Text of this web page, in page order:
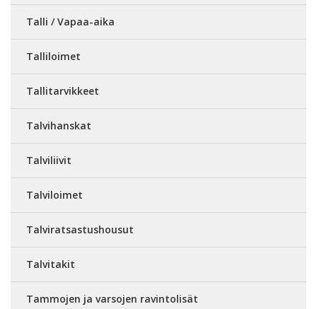
Talli / Vapaa-aika
Talliloimet
Tallitarvikkeet
Talvihanskat
Talviliivit
Talviloimet
Talviratsastushousut
Talvitakit
Tammojen ja varsojen ravintolisät